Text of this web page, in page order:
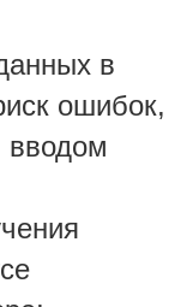
в
ошибок,
вводом